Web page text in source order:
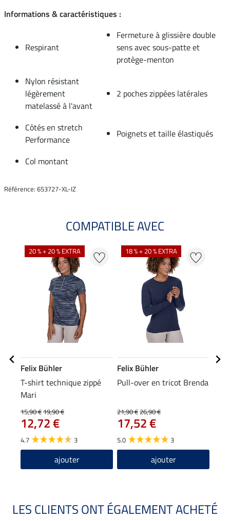
Informations & caractéristiques :
Respirant
Fermeture à glissière double
sens avec sous-patte et
protège-menton
Nylon résistant
légèrement
matelassé à l'avant
2 poches zippées latérales
Côtés en stretch
Performance
Poignets et taille élastiqués
Col montant
Référence: 653727-XL-IZ
COMPATIBLE AVEC
20 % + 20 % EXTRA
Felix Bühler
T-shirt technique zippé
Mari
15,90 €19,90 €
12,72 €
4.7 3
ajouter
18 % + 20 % EXTRA
Felix Bühler
Pull-over en tricot Brenda
21,90 €26,90 €
17,52 €
5.0 3
ajouter
LES CLIENTS ONT ÉGALEMENT ACHETÉ